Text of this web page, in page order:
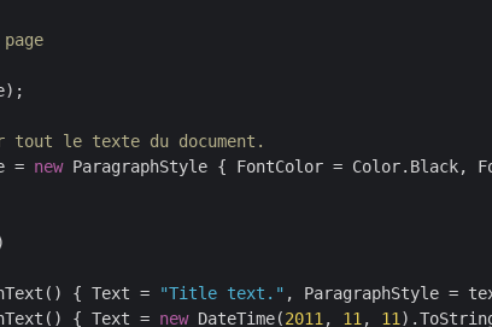
le texte du document.
= new ParagraphStyle { FontColor = Color.Black,
{ Text = "Title text." , ParagraphStyle =
{ Text = new DateTime(2011 , 11 , 11